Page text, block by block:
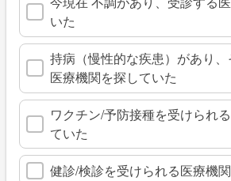
いた
持病（慢性的な疾患）があり
医療機関を探していた
ワクチン/予防接種を受けられ
ていた
健診/検診を受けられる医療機